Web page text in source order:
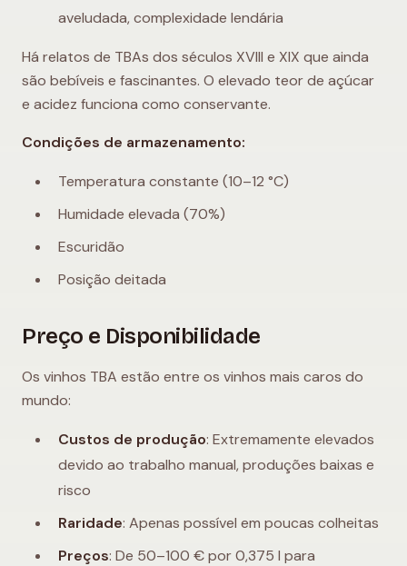
aveludada, complexidade lendária
Há relatos de TBAs dos séculos XVIII e XIX que ainda
são bebíveis e fascinantes. O elevado teor de açúcar
e acidez funciona como conservante.
Condições de armazenamento:
Temperatura constante (10–12 °C)
Humidade elevada (70%)
Escuridão
Posição deitada
Preço e Disponibilidade
Os vinhos TBA estão entre os vinhos mais caros do
mundo:
Custos de produção: Extremamente elevados
devido ao trabalho manual, produções baixas e
risco
Raridade: Apenas possível em poucas colheitas
Preços: De 50–100 € por 0,375 l para